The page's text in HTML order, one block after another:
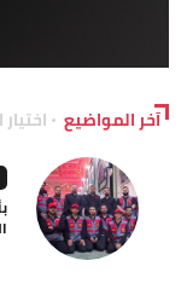
آخر المواضيع